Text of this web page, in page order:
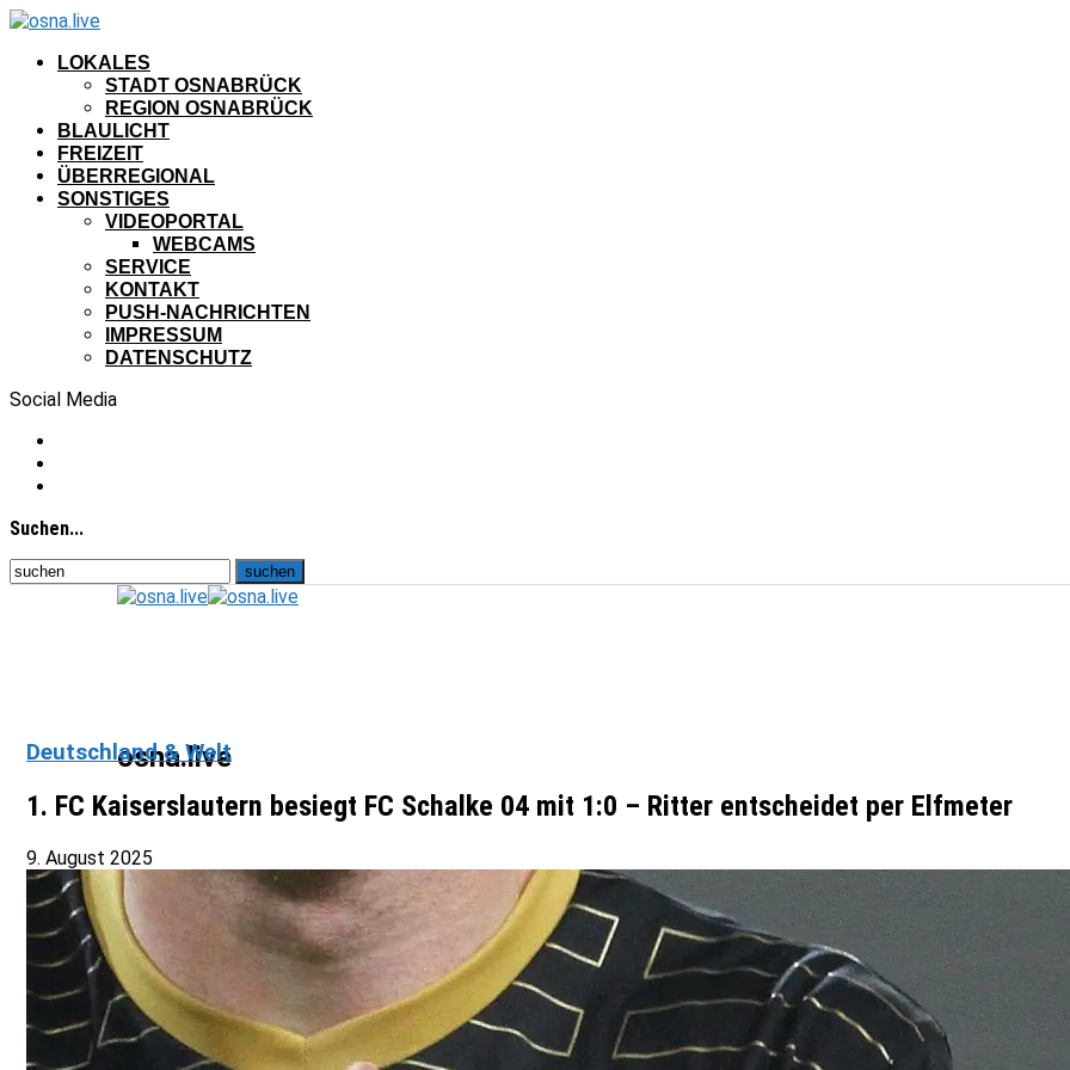
LOKALES
STADT OSNABRÜCK
REGION OSNABRÜCK
BLAULICHT
FREIZEIT
ÜBERREGIONAL
SONSTIGES
VIDEOPORTAL
WEBCAMS
SERVICE
KONTAKT
PUSH-NACHRICHTEN
IMPRESSUM
DATENSCHUTZ
Social Media
Suchen...
osna.live
Deutschland & Welt
1. FC Kaiserslautern besiegt FC Schalke 04 mit 1:0 – Ritter entscheidet per Elfmeter
9. August 2025